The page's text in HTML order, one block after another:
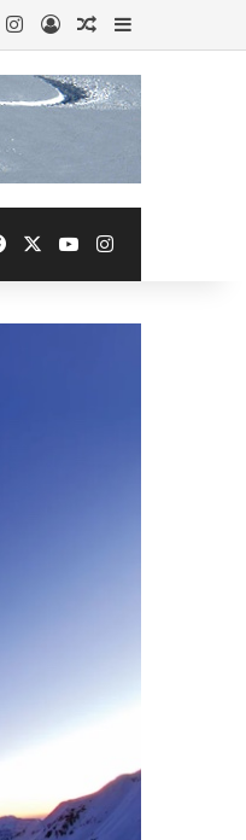
Instagram
AccesoPublicación al
Barra lateral
FacebookYouTubeInstagram